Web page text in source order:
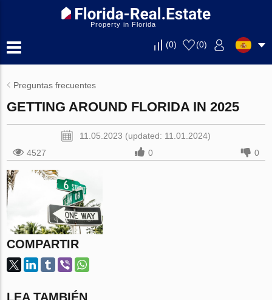
Property in Florida
(0) (0)
Preguntas frecuentes
GETTING AROUND FLORIDA IN 2025
11.05.2023 (updated: 11.01.2024)
4527
0 0
COMPARTIR
LEA TAMBIÉN